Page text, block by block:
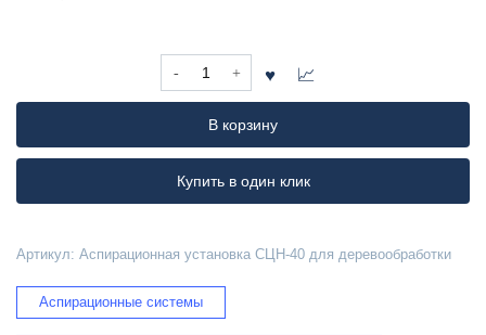
Количество
товара
установка
СЦН-40
для
деревообработки
В корзину
Купить в один клик
Артикул: Аспирационная установка СЦН-40 для деревообработки
Аспирационные системы